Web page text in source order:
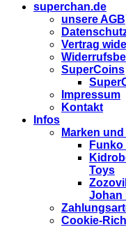
superchan.de
unsere AGB
Vertrag
SuperCoins
Impressum
Kontakt
Infos
Marken
Toys
Johan
Cookie-